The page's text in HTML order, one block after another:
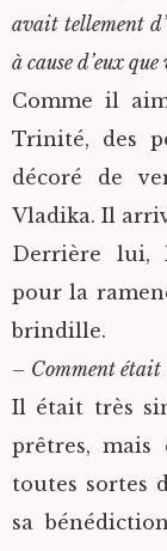
avait tellement
à cause d’eux que
Comme il
Trinité, des
décoré de
Vladika. Il
Derrière lui,
pour la
brindille.
– Comment était
Il était très
prêtres, mais
toutes sortes
sa